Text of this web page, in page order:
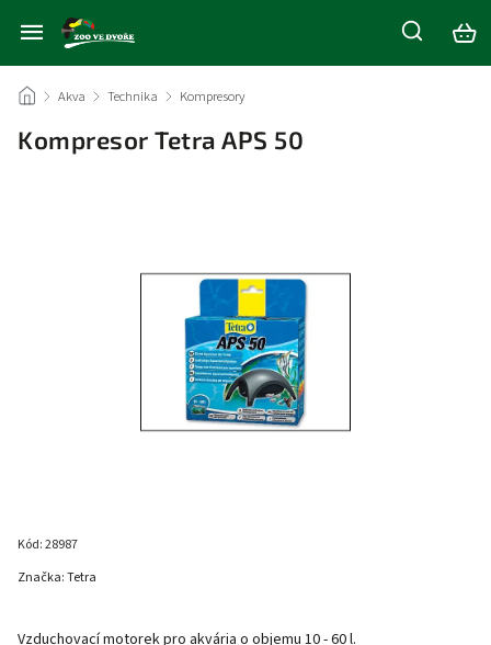
/ Akva / Technika / Kompresory
Kompresor Tetra APS 50
Kód:28987
Vzduchovací motorek pro akvária o objemu 10 - 60 l.
Značka:Tetra